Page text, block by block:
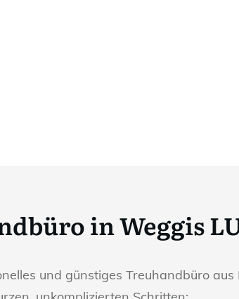
in Weggis
und günstiges Treuhandbüro aus